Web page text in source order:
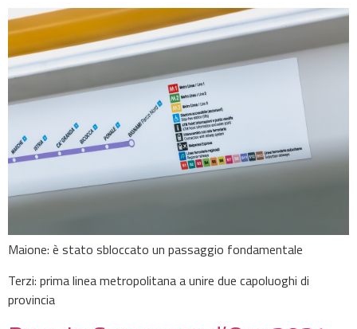
Maione: è stato sbloccato un passaggio fondamentale
Terzi: prima linea metropolitana a unire due capoluoghi di
provincia